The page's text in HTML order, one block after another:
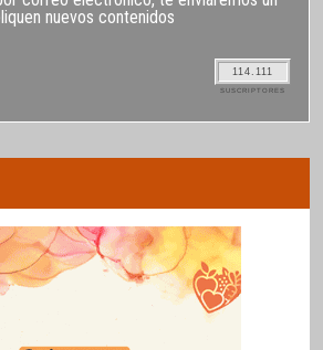
nuevos contenidos
114.111
SUSCRIPTORES